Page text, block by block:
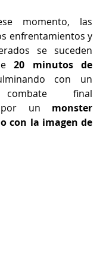
momento, las
enfrentamientos y
se suceden
20 minutos de
con un
combate final
por un monster
con la imagen de